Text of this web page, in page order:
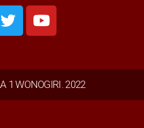
1 WONOGIRI. 2022